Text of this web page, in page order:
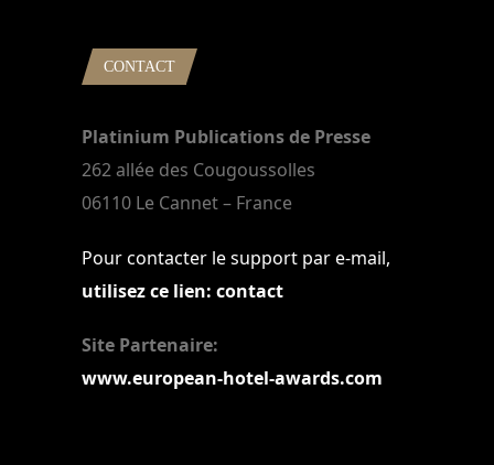
CONTACT
Platinium Publications de Presse
262 allée des Cougoussolles
06110 Le Cannet – France
Pour contacter le support par e-mail,
utilisez ce lien: contact
Site Partenaire:
www.european-hotel-awards.com